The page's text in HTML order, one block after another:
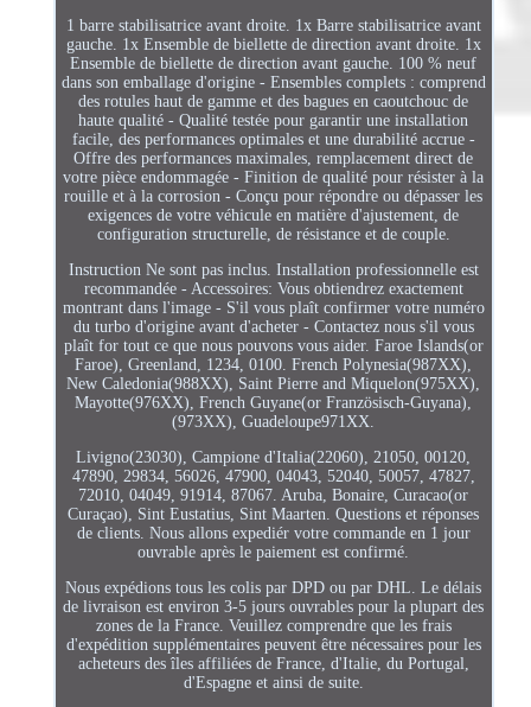
1 barre stabilisatrice avant droite. 1x Barre stabilisatrice avant
gauche. 1x Ensemble de biellette de direction avant droite. 1x
Ensemble de biellette de direction avant gauche. 100 % neuf
dans son emballage d'origine - Ensembles complets : comprend
des rotules haut de gamme et des bagues en caoutchouc de
haute qualité - Qualité testée pour garantir une installation
facile, des performances optimales et une durabilité accrue -
Offre des performances maximales, remplacement direct de
votre pièce endommagée - Finition de qualité pour résister à la
rouille et à la corrosion - Conçu pour répondre ou dépasser les
exigences de votre véhicule en matière d'ajustement, de
configuration structurelle, de résistance et de couple.
Instruction Ne sont pas inclus. Installation professionnelle est
recommandée - Accessoires: Vous obtiendrez exactement
montrant dans l'image - S'il vous plaît confirmer votre numéro
du turbo d'origine avant d'acheter - Contactez nous s'il vous
plaît for tout ce que nous pouvons vous aider. Faroe Islands(or
Faroe), Greenland, 1234, 0100. French Polynesia(987XX),
New Caledonia(988XX), Saint Pierre and Miquelon(975XX),
Mayotte(976XX), French Guyane(or Französisch-Guyana),
(973XX), Guadeloupe971XX.
Livigno(23030), Campione d'Italia(22060), 21050, 00120,
47890, 29834, 56026, 47900, 04043, 52040, 50057, 47827,
72010, 04049, 91914, 87067. Aruba, Bonaire, Curacao(or
Curaçao), Sint Eustatius, Sint Maarten. Questions et réponses
de clients. Nous allons expediér votre commande en 1 jour
ouvrable après le paiement est confirmé.
Nous expédions tous les colis par DPD ou par DHL. Le délais
de livraison est environ 3-5 jours ouvrables pour la plupart des
zones de la France. Veuillez comprendre que les frais
d'expédition supplémentaires peuvent être nécessaires pour les
acheteurs des îles affiliées de France, d'Italie, du Portugal,
d'Espagne et ainsi de suite.